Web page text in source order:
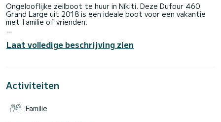
Ongelooflijke zeilboot te huur in Níkiti. Deze Dufour 460
Grand Large uit 2018 is een ideale boot voor een vakantie
met familie of vrienden.
capaciteit van 10 personen. Met een totale lengte van 14
meter is het uw beste bondgenoot om een uitzonderlijke
Níkiti
Deze Dufour 460 Grand Large is uitgerust met 4 toiletten
Deze boot is uitgerust met een Volledig gelat grootzeil en
Laat volledige beschrijving zien
Activiteiten
Familie